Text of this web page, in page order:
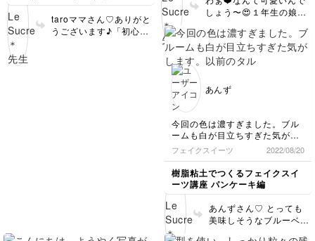
してあげても良いかもし
れません。粘土を入れて
細工棒などで馴染ませた
後、軽くブラシで叩いで
あげると良いと思いま
す。 着色は、粘土が乾
で、その場合はあと一日
めてとは思えないほどお
上手でびっくりしました
😊 ぜひこれからも楽し
くいろんなスイーツにチ
ャレンジしてくださいね
♪ どうもありがとうござ
ても嬉しいです♪ こちら
こそどうもありがとうご
ざいました！💕
もっと上手に作れるようになり
たい！と言う気持ちがふつふつ
と沸いてきているので、これか
らもどんどん練習していきたい
と思います♪
楽しいレッスンをありがとうご
taroママさん♡ありがと
うございます♪「初心
真お待ちしてます💕 あ
しょう〜😍１年生の娘さ
んて感動です〜！！！😭
✨❤️どの動物さんも表情
が可愛くて、見ているこ
てしまいますね♪ 私は特
にゾウさんがお気に入り
す！ 1人で頑張って作っ
ている姿と、隣で優しく
寄り添うママさんの姿を
想像するだけでほっこり
幸せな気持ちになりまし
た😊 とっても上手な
ので、私から100点をあ
げちゃいます❤️ぜひいっ
ぱいいっぱい褒めてあげ
てくださいね♪ これから
もたくさん素敵な作品を
あんず
今回の色は濃すぎました。ブル
ームも白が目立ちすぎた気がし
ます。以前のタルトレッスンで
のブルーベリーより細かい作り
でしたが、茶色をしっかり入れ
たことで、リアルさが増します
ね。
もう少し瑞々しさを出すにはど
うしたら良いのかと。塗料の調
整かなと勝手に思いながら再度
挑戦してみます。
フェイクスイーツ 2022/08/20
樹脂粘土でつくるフェイクスイ
ーツ講座 パンケーキ編
あんずさん♡ とっても
美味しそうなブルーベリ